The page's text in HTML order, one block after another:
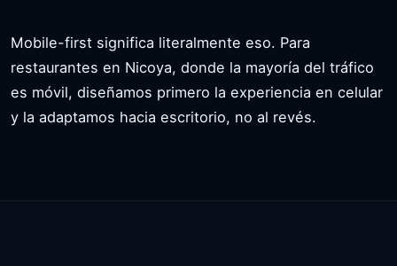
Mobile-first significa literalmente eso. Para
restaurantes en Nicoya, donde la mayoría del tráfico
es móvil, diseñamos primero la experiencia en celular
y la adaptamos hacia escritorio, no al revés.